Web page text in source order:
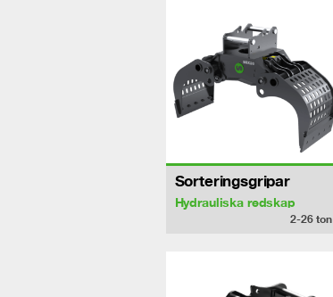
Sorteringsgripar
Hydrauliska redskap
2-26ton